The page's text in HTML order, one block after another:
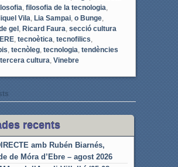
filosofia de la tecnologia
Vila Lia Sampai, o Bunge,
gel, Ricard Faura secció cultura
, tecnoètica tecnofilics
tecnòleg, tecnologia tendències
tercera cultura Vinebre
recents
amb Rubén Biarnés,
de Móra d’Ebre – agost 2026